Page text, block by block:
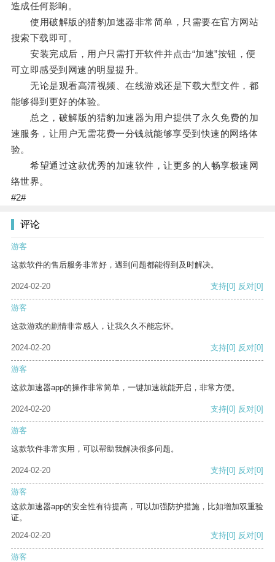
造成任何影响。
使用破解版的猎豹加速器非常简单，只需要在官方网站
搜索下载即可。
安装完成后，用户只需打开软件并点击“加速”按钮，便
可立即感受到网速的明显提升。
无论是观看高清视频、在线游戏还是下载大型文件，都
能够得到更好的体验。
总之，破解版的猎豹加速器为用户提供了永久免费的加
速服务，让用户无需花费一分钱就能够享受到快速的网络体
验。
希望通过这款优秀的加速软件，让更多的人畅享极速网
络世界。
#2#
评论
游客
这款软件的售后服务非常好，遇到问题都能得到及时解决。
2024-02-20 支持[0] 反对[0]
游客
这款游戏的剧情非常感人，让我久久不能忘怀。
2024-02-20 支持[0] 反对[0]
游客
这款加速器app的操作非常简单，一键加速就能开启，非常方便。
2024-02-20 支持[0] 反对[0]
游客
这款软件非常实用，可以帮助我解决很多问题。
2024-02-20 支持[0] 反对[0]
游客
这款加速器app的安全性有待提高，可以加强防护措施，比如增加双重验
证。
2024-02-20
支持[0] 反对[0]
游客